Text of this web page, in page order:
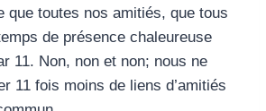
que toutes nos amitiés, que tous
de présence chaleureuse
11. Non, non et non; nous ne
11 fois moins de liens d’amitiés